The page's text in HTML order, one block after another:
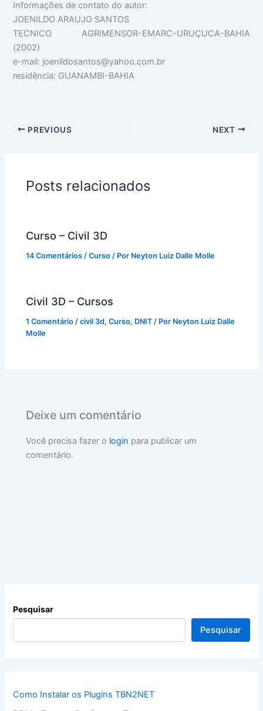
Informações de contato do autor:
JOENILDO ARAUJO SANTOS
TECNICO AGRIMENSOR-EMARC-URUÇUCA-BAHIA
(2002)
e-mail: joenildosantos@yahoo.com.br
residência: GUANAMBI-BAHIA
PREVIOUS NEXT
Posts relacionados
Curso – Civil 3D
14 Comentários /Curso / Por Neyton Luiz Dalle Molle
Civil 3D – Cursos
1 Comentário /civil 3d,Curso, DNIT / Por Neyton Luiz Dalle
Molle
Deixe um comentário
Você precisa fazer o login para publicar um
comentário.
Pesquisar
Pesquisar
Como Instalar os Plugins TBN2NET